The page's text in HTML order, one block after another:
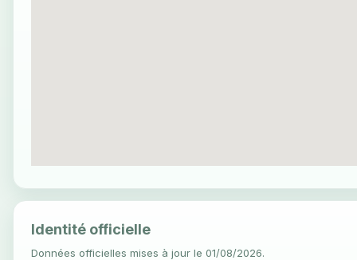
Identité officielle
Données officielles mises à jour le 01/08/2026.